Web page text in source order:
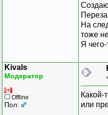
На
тоже
Я
Kivals
Модератор
Offline
Пол:
Какой-
или